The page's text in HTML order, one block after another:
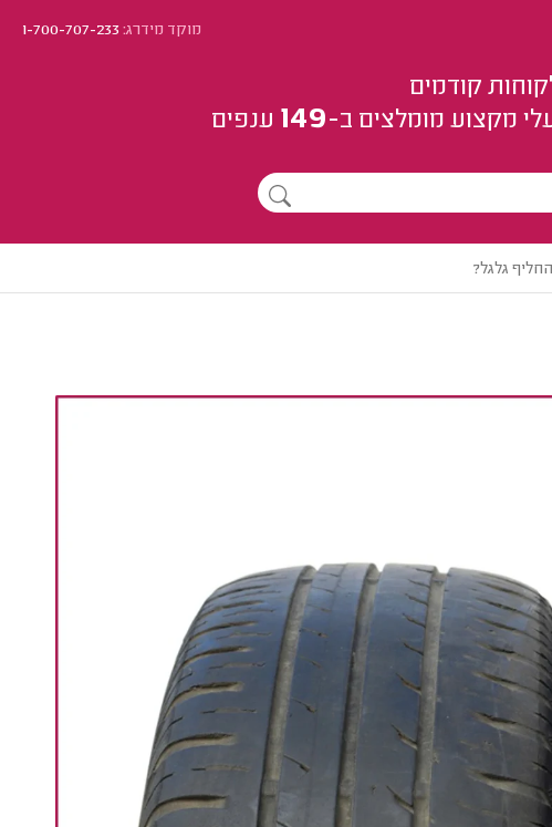
מוקד מידרג:1-700-707-233
קודמים
מקצוע מומלצים ב-149 ענפים
גלגל?